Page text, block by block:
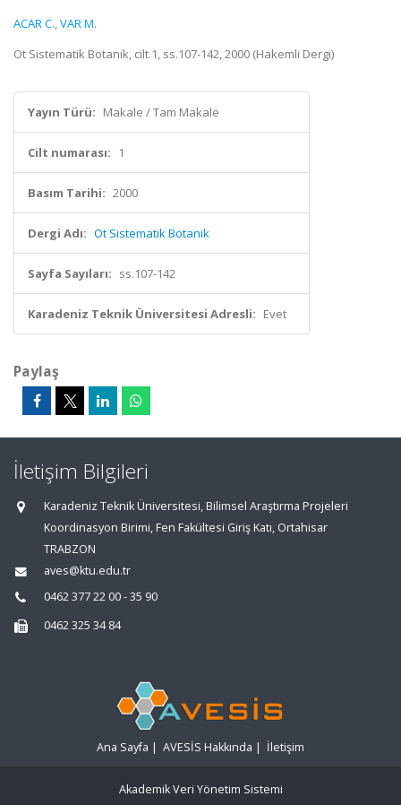
ACAR C.,VAR M.
Ot Sistematik Botanik, cilt.1, ss.107-142, 2000 (Hakemli Dergi)
Yayın Türü: Makale / Tam Makale
Cilt numarası: 1
Basım Tarihi: 2000
Dergi Adı: Ot Sistematik Botanik
Sayfa Sayıları: ss.107-142
Karadeniz Teknik Üniversitesi Adresli: Evet
Paylaş
İletişim Bilgileri
Karadeniz Teknik Üniversitesi, Bilimsel Araştırma Projeleri
Koordinasyon Birimi, Fen Fakültesi Giriş Katı, Ortahisar
TRABZON
aves@ktu.edu.tr
0462 377 22 00 - 35 90
0462 325 34 84
Ana Sayfa | AVESİS Hakkında | İletişim
Akademik Veri Yönetim Sistemi